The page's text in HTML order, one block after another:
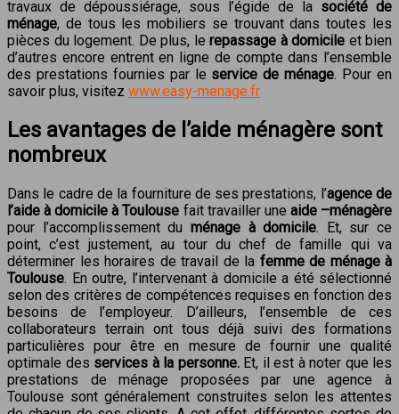
travaux de dépoussiérage, sous l’égide de la société de
ménage, de tous les mobiliers se trouvant dans toutes les
pièces du logement. De plus, le repassage à domicile et bien
d’autres encore entrent en ligne de compte dans l’ensemble
des prestations fournies par le service de ménage. Pour en
savoir plus, visitez www.easy-menage.fr
Les avantages de l’aide ménagère sont
nombreux
Dans le cadre de la fourniture de ses prestations, l’agence de
l’aide à domicile à Toulouse fait travailler une aide –ménagère
pour l’accomplissement du ménage à domicile. Et, sur ce
point, c’est justement, au tour du chef de famille qui va
déterminer les horaires de travail de la femme de ménage à
Toulouse. En outre, l’intervenant à domicile a été sélectionné
selon des critères de compétences requises en fonction des
besoins de l’employeur. D’ailleurs, l’ensemble de ces
collaborateurs terrain ont tous déjà suivi des formations
particulières pour être en mesure de fournir une qualité
optimale des services à la personne. Et, il est à noter que les
prestations de ménage proposées par une agence à
Toulouse sont généralement construites selon les attentes